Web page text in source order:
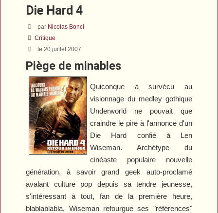
Die Hard 4
par Nicolas Bonci
Critique
le 20 juillet 2007
Piège de minables
Quiconque a survécu au
visionnage du medley gothique
Underworld ne pouvait que
craindre le pire à l'annonce d'un
Die Hard confié à Len
Wiseman. Archétype du
cinéaste populaire nouvelle
génération, à savoir grand geek auto-proclamé
avalant culture pop depuis sa tendre jeunesse,
s'intéressant à tout, fan de la première heure,
blablablabla, Wiseman refourgue ses "références"